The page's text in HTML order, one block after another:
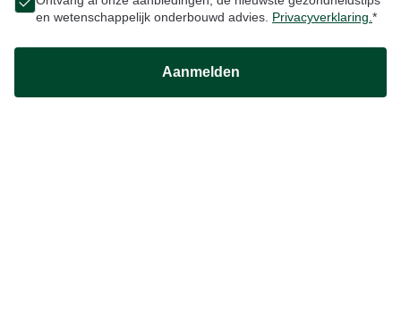
en wetenschappelijk onderbouwd advies. Privacyverklaring. *
Aanmelden